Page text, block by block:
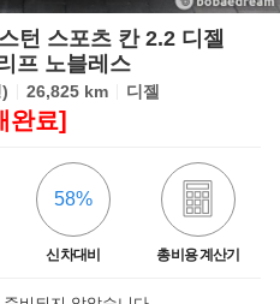
턴 스포츠 칸 2.2 디젤
프 노블레스
26,825 km 디젤
완료]
신차대비
58%
총비용 계산기